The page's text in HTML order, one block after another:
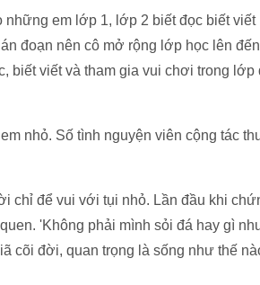
em lớp 1, lớp 2 biết đọc biết viết
đoạn nên cô mở rộng lớp học lên
biết viết và tham gia vui chơi trong lớp
nhỏ. Số tình nguyện viên cộng tác
chỉ để vui với tụi nhỏ. Lần đầu khi
'Không phải mình sỏi đá hay gì
cõi đời, quan trọng là sống như thế